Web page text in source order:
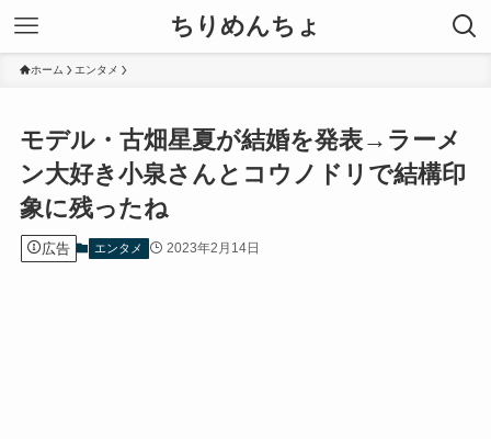
ちりめんちょ
ホーム エンタメ
モデル・古畑星夏が結婚を発表→ラーメ
ン大好き小泉さんとコウノドリで結構印
象に残ったね
広告 エンタメ 2023年2月14日